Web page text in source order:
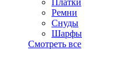
Платки
Ремни
Снуды
Шарфы
Смотреть все